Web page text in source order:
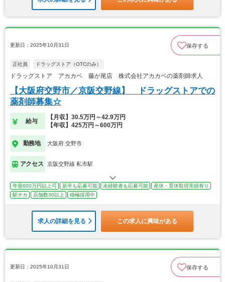
更新日：2025年10月31日 保存する
正社員 ドラッグストア（OTCのみ）
ドラッグストア アカカベ 藤が尾店 株式会社アカカベの薬剤師求人
【大阪府交野市／京阪交野線】 ドラッグストアでの
薬剤師募集☆
給与
【月収】30.5万円～42.9万円
【年収】425万円～600万円
勤務地 大阪府 交野市
アクセス 京阪交野線 私市駅
年収600万円以上可 新卒も応募可能 未経験者も応募可能
産休・育休取得実績有り
駅チカ
店舗数30以上 積極採用中
求人の詳細を見る この求人に興味がある
更新日：2025年10月31日 保存する